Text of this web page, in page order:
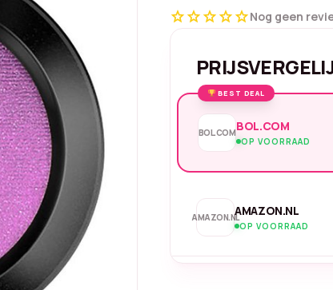
starstarstarstarstarNog geen
BEST DEAL
BOL.COMBOL.COM
OP VOORRAAD
AMAZON.NLAMAZON.NL
OP VOORRAAD